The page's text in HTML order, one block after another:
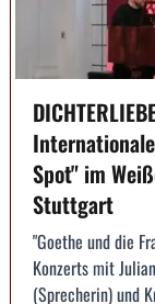
Spot" im
Stuttgart
"Goethe und die
Konzerts mit
(Sprecherin) und